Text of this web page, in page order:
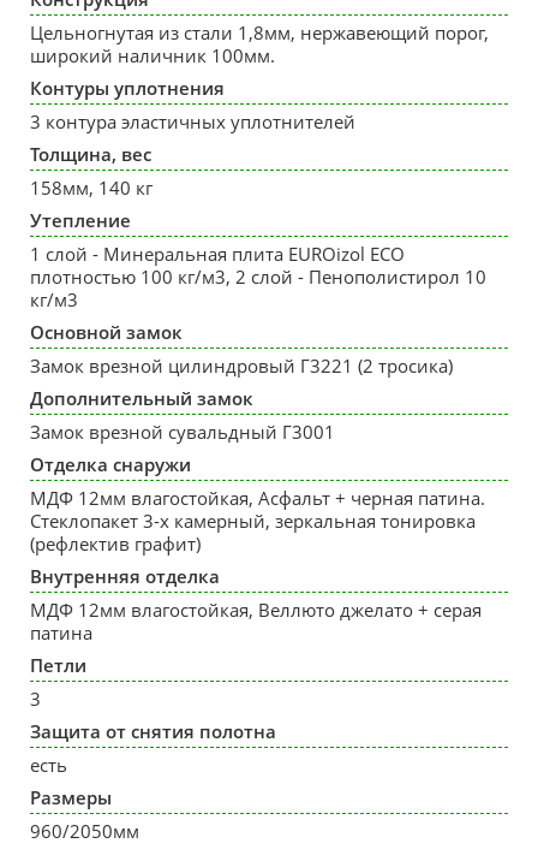
Цельногнутая из стали 1,8мм, нержавеющий порог,
широкий наличник 100мм.
Контуры уплотнения
3 контура эластичных уплотнителей
Толщина, вес
158мм, 140 кг
Утепление
1 слой - Минеральная плита EUROizol ECO
плотностью 100 кг/м3, 2 слой - Пенополистирол 10
кг/м3
Основной замок
Замок врезной цилиндровый Г3221 (2 тросика)
Дополнительный замок
Замок врезной сувальдный Г3001
Отделка снаружи
МДФ 12мм влагостойкая, Асфальт + черная патина.
Стеклопакет 3-х камерный, зеркальная тонировка
(рефлектив графит)
Внутренняя отделка
МДФ 12мм влагостойкая, Веллюто джелато + серая
патина
Петли
3
Защита от снятия полотна
есть
Размеры
960/2050мм